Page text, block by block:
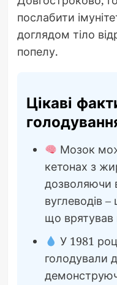
послабити
доглядом тіло
попелу.
Цікаві
Мозок
кетонах з
дозволяючи
вуглеводів
що врятував
У 1981
голодували